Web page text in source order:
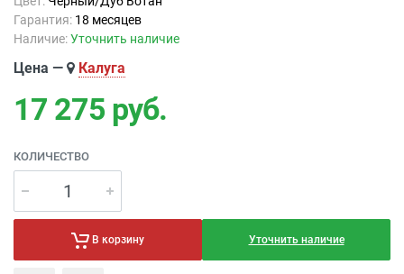
Гарантия: 18 месяцев
Наличие:Уточнить наличие
Цена — Калуга
17 275 руб.
КОЛИЧЕСТВО
В корзину Уточнить наличие